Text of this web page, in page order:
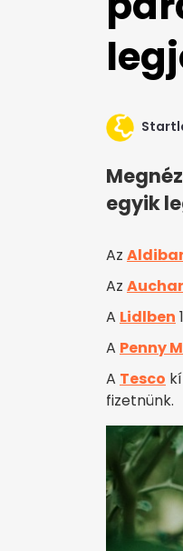
egyik
Az
Az
A Lidlben
A Penny
A Tesco
fizetnünk.